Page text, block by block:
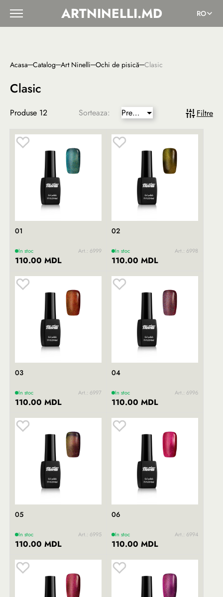
ARTNINELLI.MD RO
Acasa Catalog Art Ninelli Ochi de pisică Clasic
Clasic
Produse 12 Sorteaza:
Pret
mai
mic
Filtre
01
In stoc Art.: 6999
110.00 MDL
02
In stoc Art.: 6998
110.00 MDL
03
In stoc Art.: 6997
110.00 MDL
04
In stoc Art.: 6996
110.00 MDL
05
In stoc Art.: 6995
110.00 MDL
06
In stoc Art.: 6994
110.00 MDL